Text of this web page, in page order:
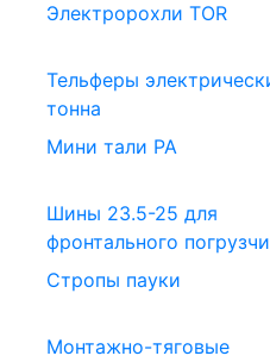
Электророхли TOR
Тельферы
тонна
Мини тали РА
Шины 23.5-25 для
фронтального
Стропы пауки
Монтажно-тяговые